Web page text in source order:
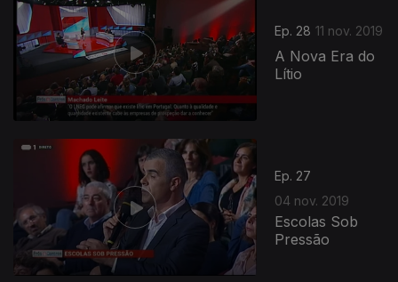
Ep. 28 11 nov. 2019
A Nova Era do
Lítio
Ep. 27
04 nov. 2019
Escolas Sob
Pressão